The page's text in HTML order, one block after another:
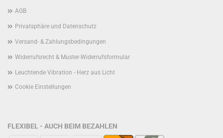
AGB
Privatsphäre und Datenschutz
Versand- & Zahlungsbedingungen
Widerrufsrecht & Muster-Widerrufsformular
Leuchtende Vibration - Herz aus Licht
Cookie Einstellungen
FLEXIBEL - AUCH BEIM BEZAHLEN